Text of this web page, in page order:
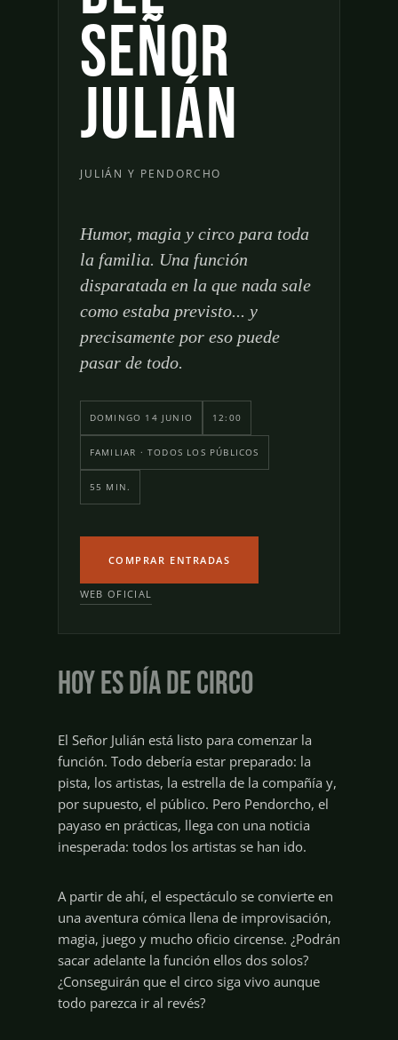
señor
Julián
JULIÁN Y PENDORCHO
Humor, magia y circo para toda
la familia. Una función
disparatada en la que nada sale
como estaba previsto... y
precisamente por eso puede
pasar de todo.
DOMINGO 14 JUNIO 12:00
FAMILIAR · TODOS LOS PÚBLICOS
55 MIN.
COMPRAR ENTRADAS
WEB OFICIAL
Hoy es día de circo
El Señor Julián está listo para comenzar la
función. Todo debería estar preparado: la
pista, los artistas, la estrella de la compañía y,
por supuesto, el público. Pero Pendorcho, el
payaso en prácticas, llega con una noticia
inesperada: todos los artistas se han ido.
A partir de ahí, el espectáculo se convierte en
una aventura cómica llena de improvisación,
magia, juego y mucho oficio circense. ¿Podrán
sacar adelante la función ellos dos solos?
¿Conseguirán que el circo siga vivo aunque
todo parezca ir al revés?